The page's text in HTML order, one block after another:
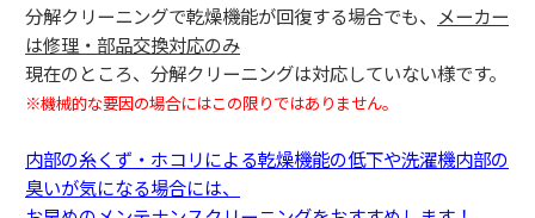
分解クリーニングで乾燥機能が回復する場合でも、
メーカー
は修理・部品交換対応のみ
現在のところ、分解クリーニングは対応していない様です。
※機械的な要因の場合にはこの限りではありません。
内部の糸くず・ホコリによる乾燥機能の低下や洗濯機内部の
臭いが気になる場合には、